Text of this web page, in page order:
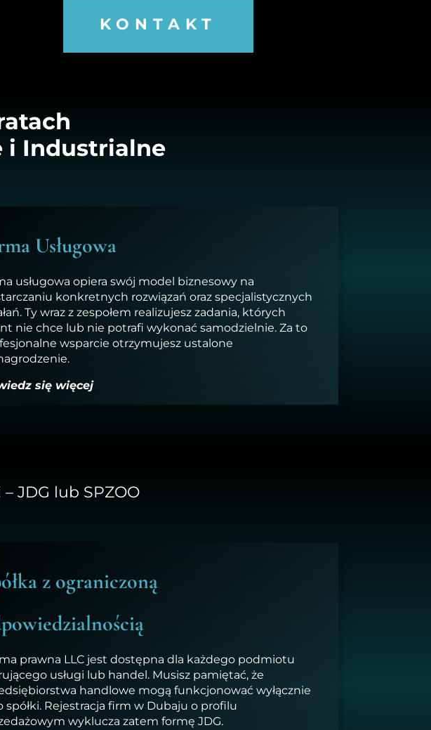
KONTAKT
i Industrialne
Usługowa
usługowa opiera swój model biznesowy na
konkretnych rozwiązań oraz specjalistycznych
Ty wraz z zespołem realizujesz zadania, których
nie chce lub nie potrafi wykonać samodzielnie. Za to
wsparcie otrzymujesz ustalone
się więcej
JDG lub SPZOO
z ograniczoną
prawna LLC jest dostępna dla każdego podmiotu
usługi lub handel. Musisz pamiętać, że
handlowe mogą funkcjonować wyłącznie
spółki. Rejestracja firm w Dubaju o profilu
wyklucza zatem formę JDG.